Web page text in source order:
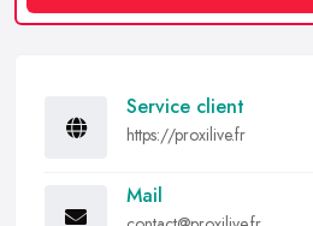
Service client
https://proxilive.fr
Mail